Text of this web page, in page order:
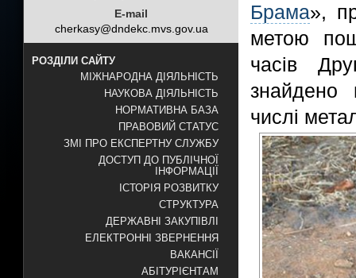
E-mail
cherkasy@dndekc.mvs.gov.ua
РОЗДІЛИ САЙТУ
МІЖНАРОДНА ДІЯЛЬНІСТЬ
НАУКОВА ДІЯЛЬНІСТЬ
НОРМАТИВНА БАЗА
ПРАВОВИЙ СТАТУС
ЗМІ ПРО ЕКСПЕРТНУ СЛУЖБУ
ДОСТУП ДО ПУБЛІЧНОЇ
ІНФОРМАЦІЇ
ІСТОРІЯ РОЗВИТКУ
СТРУКТУРА
ДЕРЖАВНІ ЗАКУПІВЛІ
ЕЛЕКТРОННІ ЗВЕРНЕННЯ
ВАКАНСІЇ
АБІТУРІЄНТАМ
Брама»,
метою
часів
знайдено
числі